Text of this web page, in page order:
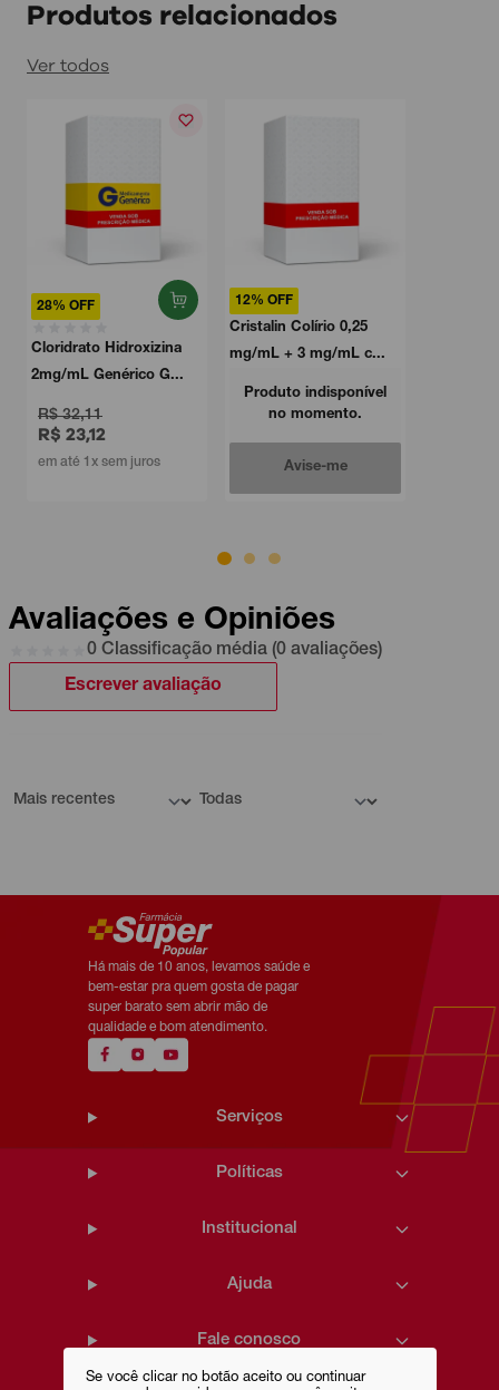
Se você clicar no botão aceito ou continuar
Produtos relacionados
Ver todos
28% OFF
Cloridrato Hidroxizina
2mg/mL Genérico G...
R$ 32,11
R$ 23,12
em até 1x sem juros
12% OFF
Cristalin Colírio 0,25
mg/mL + 3 mg/mL c...
Produto indisponível
no momento.
Avise-me
Avaliações e Opiniões
0 Classificação média (0 avaliações)
Escrever avaliação
Há mais de 10 anos, levamos saúde e
bem-estar pra quem gosta de pagar
super barato sem abrir mão de
qualidade e bom atendimento.
Serviços
Políticas
Institucional
Ajuda
Fale conosco